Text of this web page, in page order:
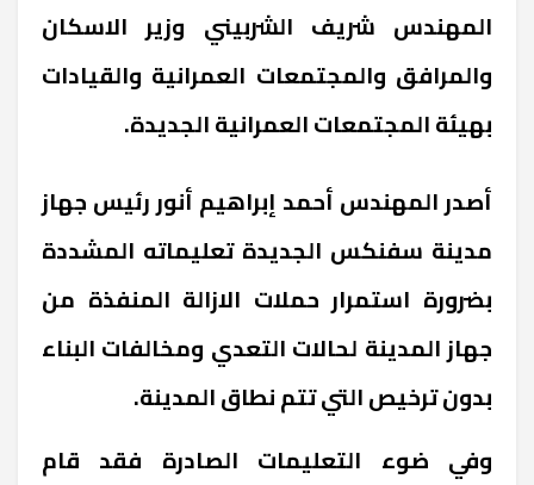
المهندس شريف الشربيني وزير الاسكان
والمرافق والمجتمعات العمرانية والقيادات
بهيئة المجتمعات العمرانية الجديدة.
أصدر المهندس أحمد إبراهيم أنور رئيس جهاز
مدينة سفنكس الجديدة تعليماته المشددة
بضرورة استمرار حملات الازالة المنفذة من
جهاز المدينة لحالات التعدي ومخالفات البناء
بدون ترخيص التي تتم نطاق المدينة.
وفي ضوء التعليمات الصادرة فقد قام